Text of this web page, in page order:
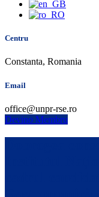
Centru
Constanta, Romania
Email
office@unpr-rse.ro
Devino Membru